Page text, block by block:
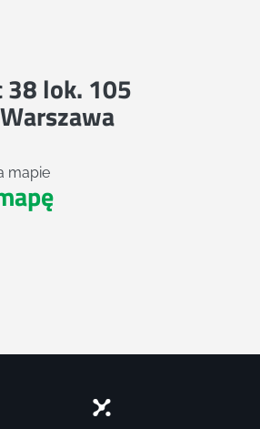
38 lok. 105
mapie